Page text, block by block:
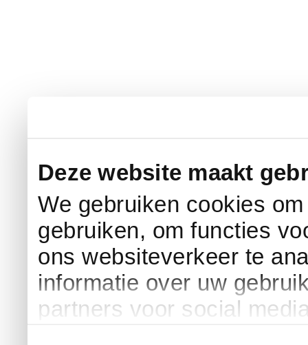
Deze website maakt
We gebruiken cookies
gebruiken, om functies
ons websiteverkeer te
informatie over uw
partners voor social